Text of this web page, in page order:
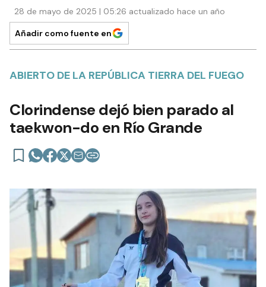
28 de mayo de 2025 | 05:26 actualizado hace un año
Añadir como fuente en
ABIERTO DE LA REPÚBLICA TIERRA DEL FUEGO
Clorindense dejó bien parado al
taekwon-do en Río Grande